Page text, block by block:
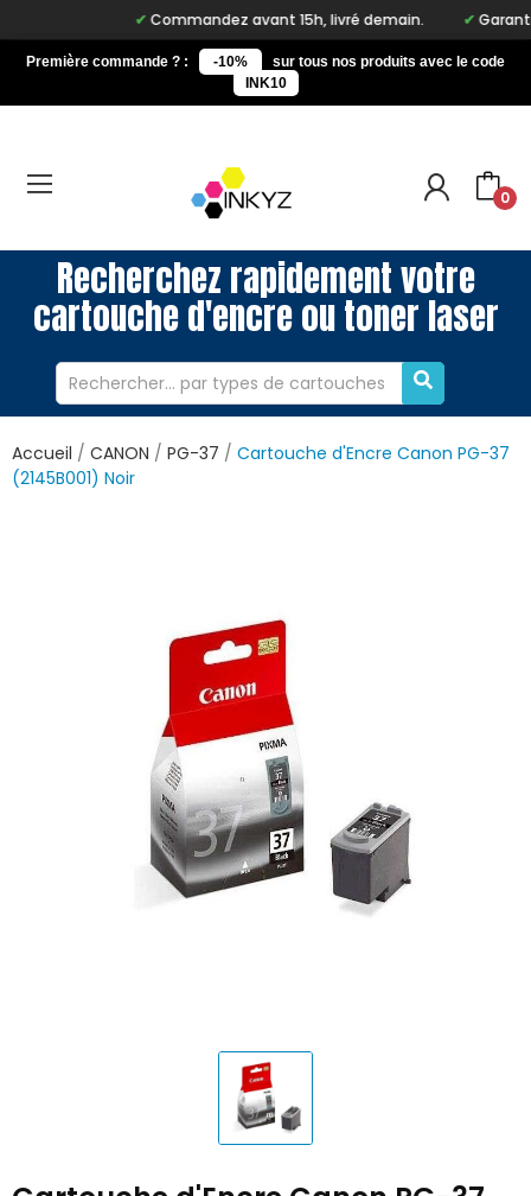
Commandez avant 15h, livré demain.
Première commande ? : -10%
sur tous nos produits avec le code
INK10
0
Recherchez rapidement votre
cartouche d'encre ou toner laser
Accueil CANON PG-37
Cartouche d'Encre Canon PG-37
(2145B001) Noir